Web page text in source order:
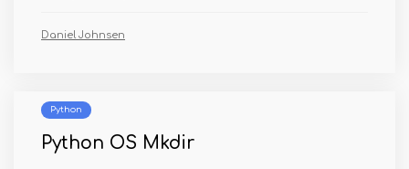
Daniel Johnsen
Python
Python OS Mkdir